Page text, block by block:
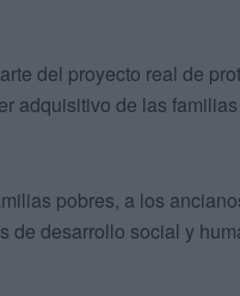
del proyecto real de
adquisitivo de las
pobres, a los
de desarrollo social y